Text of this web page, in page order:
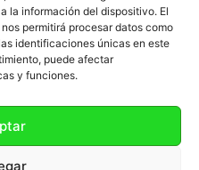
la información del dispositivo. El
permitirá procesar datos como
identificaciones únicas en este
puede afectar
y funciones.